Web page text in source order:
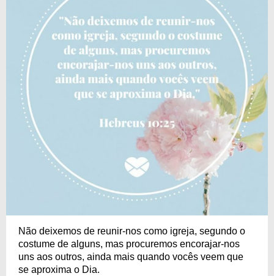
Não deixemos de reunir-nos como igreja, segundo o
costume de alguns, mas procuremos encorajar-nos
uns aos outros, ainda mais quando vocês veem que
se aproxima o Dia.